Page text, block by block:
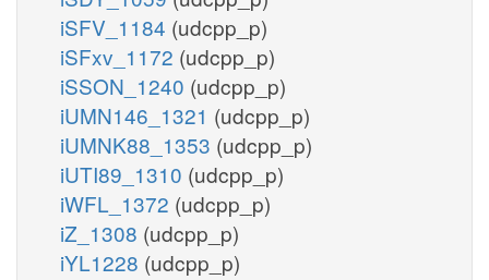
iSFV_1184 (udcpp_p)
iSFxv_1172 (udcpp_p)
iSSON_1240 (udcpp_p)
iUMN146_1321 (udcpp_p)
iUMNK88_1353 (udcpp_p)
iUTI89_1310 (udcpp_p)
iWFL_1372 (udcpp_p)
iZ_1308 (udcpp_p)
iYL1228 (udcpp_p)